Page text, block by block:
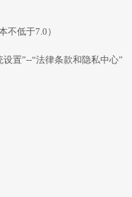
不低于7.0）
设置”--“法律条款和隐私中心”